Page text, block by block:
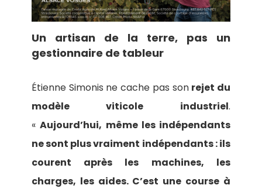
Un artisan de la terre, pas un
gestionnaire de tableur
Étienne Simonis ne cache pas son rejet du
modèle viticole industriel.
«Aujourd’hui, même les indépendants
ne sont plus vraiment indépendants : ils
courent après les machines, les
charges, les aides. C’est une course à